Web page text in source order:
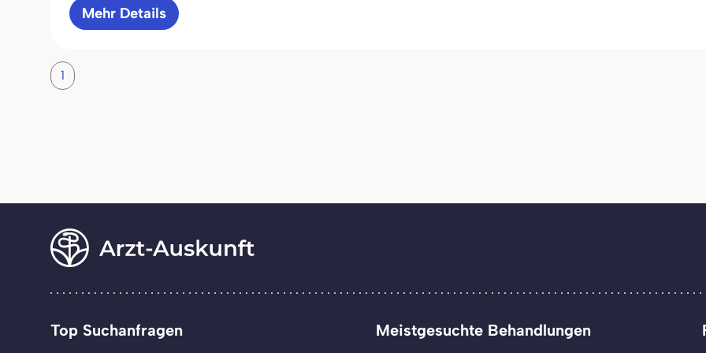
Mehr Details
1
Top Suchanfragen Meistgesuchte Behandlungen